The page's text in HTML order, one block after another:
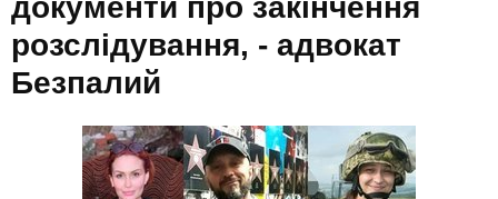
документи про закінчення
розслідування, - адвокат
Безпалий